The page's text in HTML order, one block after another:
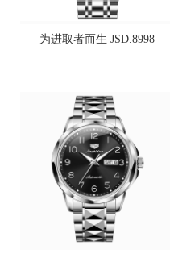
为进取者而生 JSD.8998